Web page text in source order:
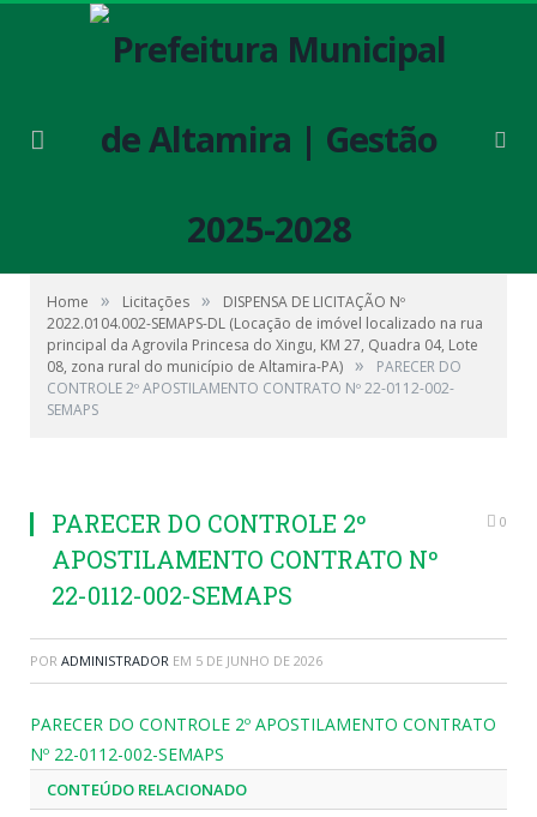
Home » Licitações »
DISPENSA DE LICITAÇÃO Nº
2022.0104.002-SEMAPS-DL (Locação de imóvel localizado na rua
principal da Agrovila Princesa do Xingu, KM 27, Quadra 04, Lote
08, zona rural do município de Altamira-PA) »
PARECER DO
CONTROLE 2º APOSTILAMENTO CONTRATO Nº 22-0112-002-
SEMAPS
PARECER DO CONTROLE 2º
APOSTILAMENTO CONTRATO Nº
22-0112-002-SEMAPS
0
POR ADMINISTRADOR EM 5 DE JUNHO DE 2026
PARECER DO CONTROLE 2º APOSTILAMENTO CONTRATO
Nº 22-0112-002-SEMAPS
CONTEÚDO RELACIONADO